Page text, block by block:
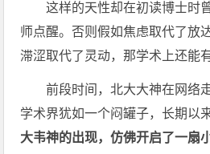
这样的天性却在初读博士时
师点醒。否则假如焦虑取代了放
滞涩取代了灵动，那学术上还能
前段时间，北大大神在网络
学术界犹如一个闷罐子，长期以
大韦神的出现，仿佛开启了一扇